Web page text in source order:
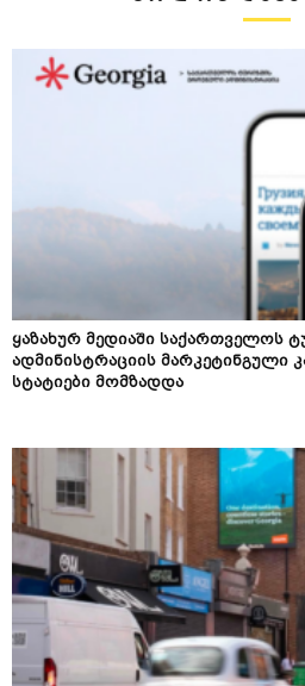
ყაზახურ მედიაში საქართველოს
ადმინისტრაციის მარკეტინგული
სტატიები მომზადდა